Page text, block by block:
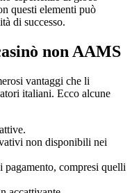
questi elementi può
di successo.
non AAMS
vantaggi che li
italiani. Ecco alcune
non disponibili nei
compresi quelli